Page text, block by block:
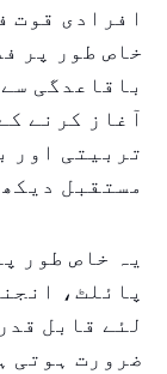
افرادی قوت
خاص طور پر
باقاعدگی
آغاز کرنے
تربیتی اور
مستقبل دیکھ
یہ خاص طور
پائلٹ،
لئے قابل
ضرورت ہوتی